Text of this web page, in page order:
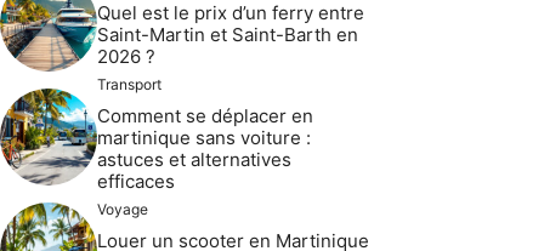
Quel est le prix d’un ferry entre
Saint-Martin et Saint-Barth en
2026 ?
Transport
Comment se déplacer en
martinique sans voiture :
astuces et alternatives
efficaces
Voyage
Louer un scooter en Martinique